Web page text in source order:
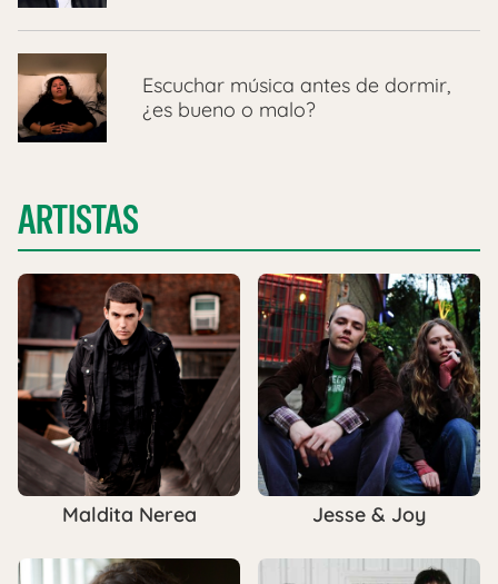
Escuchar música antes de dormir,
¿es bueno o malo?
ARTISTAS
Maldita Nerea Jesse & Joy